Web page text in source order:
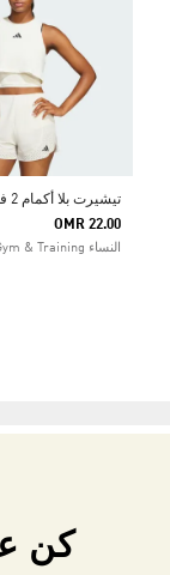
OMR 22.00
النساء Gym & Training
كن